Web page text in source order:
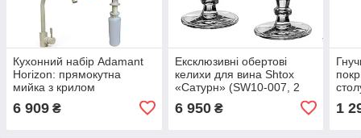
Кухонний набір Adamant
Horizon: прямокутна
мийка з крилом
штучний камінь) +
6 909 ₴
Ексклюзивні обертові
келихи для вина Shtox
«Сатурн» (SW10-007, 2
шт.), кришталеві келихи-
дзиґи ручної роботи в
6 950₴
для
1